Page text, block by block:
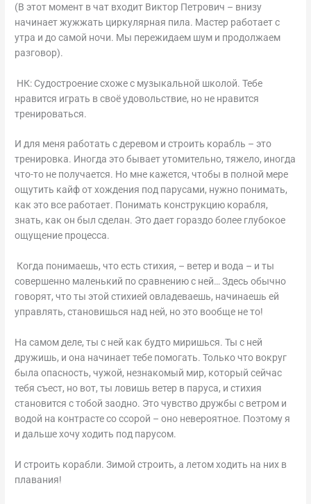
(В этот момент в чат входит Виктор Петрович – внизу
начинает жужжать циркулярная пила. Мастер работает с
утра и до самой ночи. Мы пережидаем шум и продолжаем
разговор).
НК: Судостроение схоже с музыкальной школой. Тебе
нравится играть в своё удовольствие, но не нравится
тренироваться.
И для меня работать с деревом и строить корабль – это
тренировка. Иногда это бывает утомительно, тяжело, иногда
что-то не получается. Но мне кажется, чтобы в полной мере
ощутить кайф от хождения под парусами, нужно понимать,
как это все работает. Понимать конструкцию корабля,
знать, как он был сделан. Это дает гораздо более глубокое
ощущение процесса.
Когда понимаешь, что есть стихия, – ветер и вода – и ты
совершенно маленький по сравнению с ней… Здесь обычно
говорят, что ты этой стихией овладеваешь, начинаешь ей
управлять, становишься над ней, но это вообще не то!
На самом деле, ты с ней как будто миришься. Ты с ней
дружишь, и она начинает тебе помогать. Только что вокруг
была опасность, чужой, незнакомый мир, который сейчас
тебя съест, но вот, ты ловишь ветер в паруса, и стихия
становится с тобой заодно. Это чувство дружбы с ветром и
водой на контрасте со ссорой – оно невероятное. Поэтому я
и дальше хочу ходить под парусом.
И строить корабли. Зимой строить, а летом ходить на них в
плавания!